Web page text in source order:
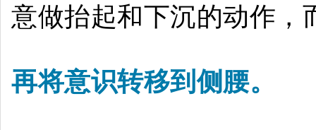
意做抬起和下沉的动作，
再将意识转移到侧腰。